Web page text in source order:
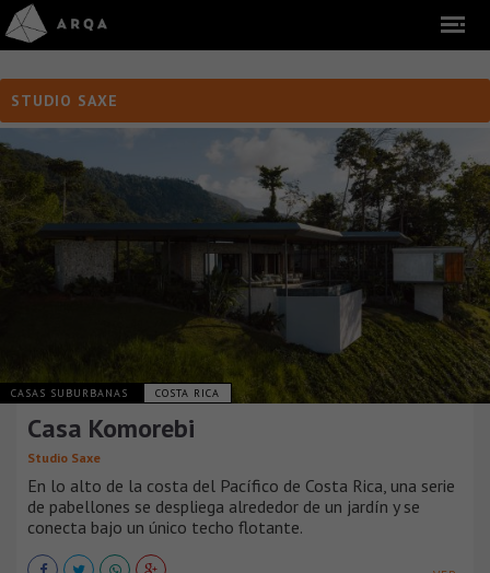
STUDIO SAXE
CASAS SUBURBANAS COSTA RICA
Casa Komorebi
Studio Saxe
En lo alto de la costa del Pacífico de Costa Rica, una serie
de pabellones se despliega alrededor de un jardín y se
conecta bajo un único techo flotante.